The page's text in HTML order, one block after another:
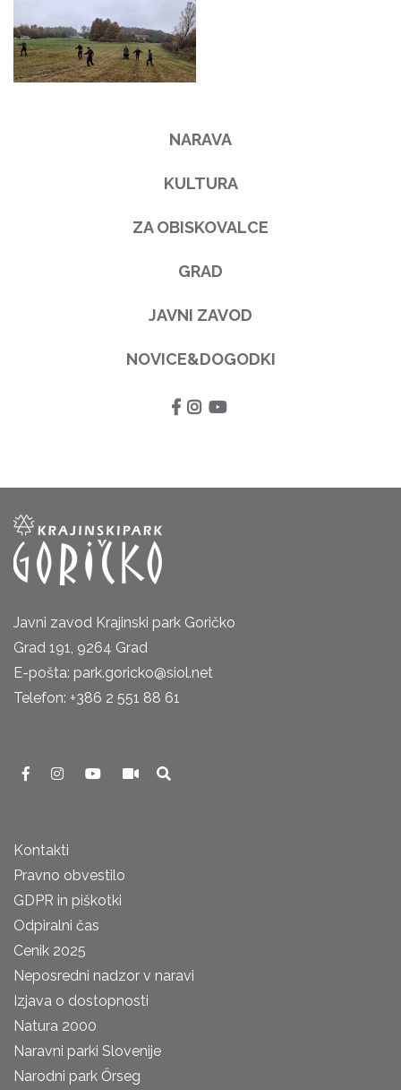
NARAVA
KULTURA
ZA OBISKOVALCE
GRAD
JAVNI ZAVOD
NOVICE&DOGODKI
Javni zavod Krajinski park Goričko
Grad 191, 9264 Grad
E-pošta: park.goricko@siol.net
Telefon: +386 2 551 88 61
Kontakti
Pravno obvestilo
GDPR in piškotki
Odpiralni čas
Cenik 2025
Neposredni nadzor v naravi
Izjava o dostopnosti
Natura 2000
Naravni parki Slovenije
Narodni park Őrseg